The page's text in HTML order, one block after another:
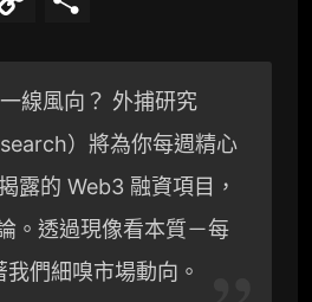
p
y
L
i
n
線風向？ 外捕研究
）將為你每週精心
露的 Web3 融資項目，
。透過現像看本質－每
們細嗅市場動向。